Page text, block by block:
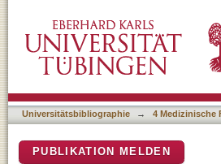
Universitätsbibliographie → 4 Medizinische
PUBLIKATION MELDEN